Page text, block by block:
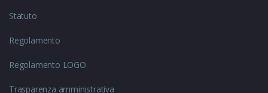
Statuto
Regolamento
Regolamento LOGO
Trasparenza amministrativa